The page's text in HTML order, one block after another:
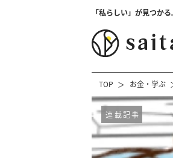
「私らしい」が見つか
TOP お金・学ぶ
連載記事